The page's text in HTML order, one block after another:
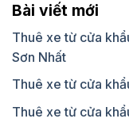
Bài viết mới
Thuê xe từ cửa
Sơn Nhất
Thuê xe từ cửa
Thuê xe từ cửa